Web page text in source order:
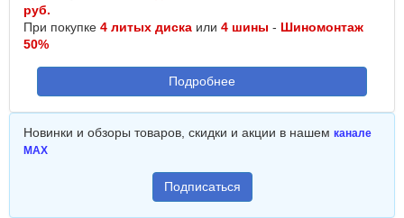
руб.
При покупке 4 литых диска или 4 шины - Шиномонтаж
50%
Подробнее
Новинки и обзоры товаров, скидки и акции в нашем канале
MAX
Подписаться